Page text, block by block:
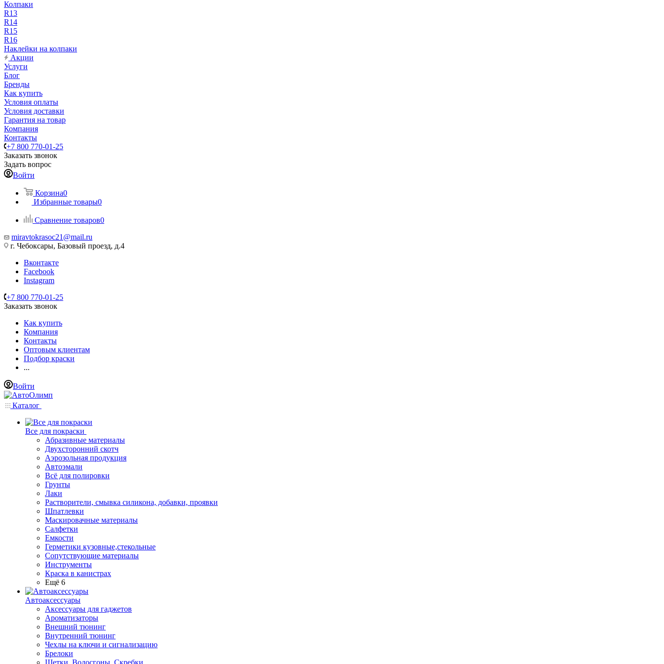
Колпаки
R13
R14
R15
R16
Наклейки на колпаки
Акции
Услуги
Блог
Бренды
Как купить
Условия оплаты
Условия доставки
Гарантия на товар
Компания
Контакты
+7 800 770-01-25
Заказать звонок
Задать вопрос
Войти
Корзина0
Избранные товары0
Сравнение товаров0
miravtokrasoc21@mail.ru
г. Чебоксары, Базовый проезд, д.4
Вконтакте
Facebook
Instagram
+7 800 770-01-25
Заказать звонок
Как купить
Компания
Контакты
Оптовым клиентам
Подбор краски
...
Войти
Каталог
Все для покраски
Абразивные материалы
Двухсторонний скотч
Аэрозольная продукция
Автоэмали
Всё для полировки
Грунты
Лаки
Растворители, смывка силикона, добавки, проявки
Шпатлевки
Маскировачные материалы
Салфетки
Емкости
Герметики кузовные,стекольные
Сопутствующие материалы
Инструменты
Краска в канистрах
Ещё 6
Автоаксессуары
Аксессуары для гаджетов
Ароматизаторы
Внешний тюнинг
Внутренний тюнинг
Чехлы на ключи и сигнализацию
Брелоки
Щетки, Водосгоны, Скребки